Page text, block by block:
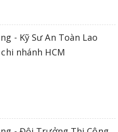
- Kỹ Sư An Toàn Lao
nhánh HCM